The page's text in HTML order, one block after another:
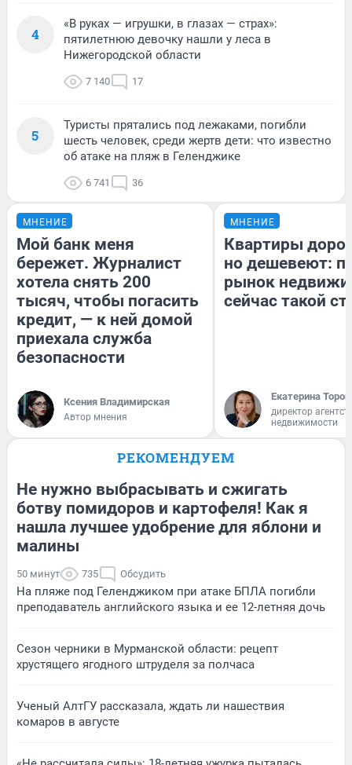
4
«В руках — игрушки, в глазах — страх»:
пятилетнюю девочку нашли у леса в
Нижегородской области
7 140 17
5
Туристы прятались под лежаками, погибли
шесть человек, среди жертв дети: что известно
об атаке на пляж в Геленджике
6 741 36
МНЕНИЕ
Мой банк меня
бережет. Журналист
хотела снять 200
тысяч, чтобы погасить
кредит, — к ней домой
приехала служба
безопасности
Ксения Владимирская
Автор мнения
МНЕНИЕ
Квартиры
но дешевеют:
рынок
сейчас такой
Екатерина
директор
недвижимости
РЕКОМЕНДУЕМ
Не нужно выбрасывать и сжигать
ботву помидоров и картофеля! Как я
нашла лучшее удобрение для яблони и
малины
50 минут 735 Обсудить
На пляже под Геленджиком при атаке БПЛА погибли
преподаватель английского языка и ее 12-летняя дочь
Сезон черники в Мурманской области: рецепт
хрустящего ягодного штруделя за полчаса
Ученый АлтГУ рассказала, ждать ли нашествия
комаров в августе